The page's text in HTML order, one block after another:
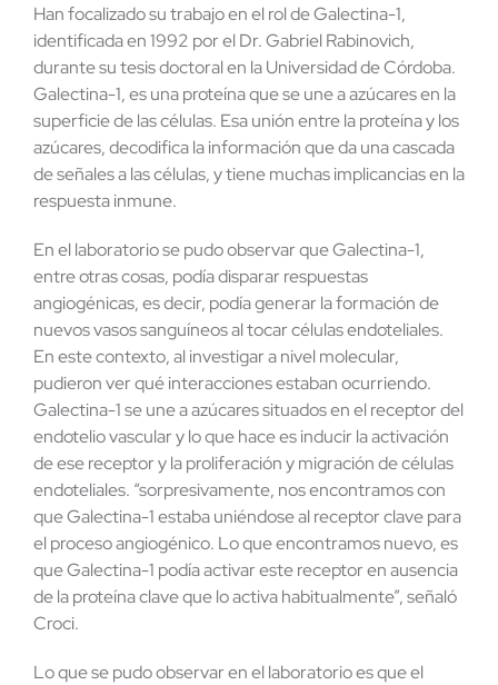
Han focalizado su trabajo en el rol de Galectina-1,
identificada en 1992 por el Dr. Gabriel Rabinovich,
durante su tesis doctoral en la Universidad de Córdoba.
Galectina-1, es una proteína que se une a azúcares en la
superficie de las células. Esa unión entre la proteína y los
azúcares, decodifica la información que da una cascada
de señales a las células, y tiene muchas implicancias en la
respuesta inmune.
En el laboratorio se pudo observar que Galectina-1,
entre otras cosas, podía disparar respuestas
angiogénicas, es decir, podía generar la formación de
nuevos vasos sanguíneos al tocar células endoteliales.
En este contexto, al investigar a nivel molecular,
pudieron ver qué interacciones estaban ocurriendo.
Galectina-1 se une a azúcares situados en el receptor del
endotelio vascular y lo que hace es inducir la activación
de ese receptor y la proliferación y migración de células
endoteliales. “sorpresivamente, nos encontramos con
que Galectina-1 estaba uniéndose al receptor clave para
el proceso angiogénico. Lo que encontramos nuevo, es
que Galectina-1 podía activar este receptor en ausencia
de la proteína clave que lo activa habitualmente”, señaló
Croci.
Lo que se pudo observar en el laboratorio es que el